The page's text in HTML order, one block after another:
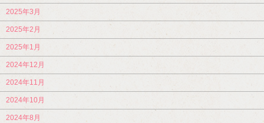
2025年3月
2025年2月
2025年1月
2024年12月
2024年11月
2024年10月
2024年8月